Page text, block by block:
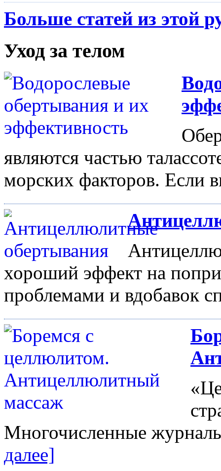
Больше статей из этой
Уход за телом
являются частью
морских факторов. Если
хороший эффект на
проблемами и вдобавок
Многочисленные
далее]